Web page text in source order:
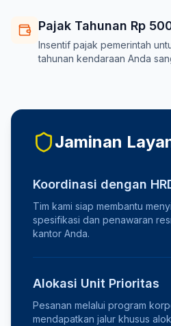
Pajak Tahunan Rp
Insentif pajak pemerintah
tahunan kendaraan Anda
Jaminan
Koordinasi dengan
Tim kami siap membantu
spesifikasi dan penawaran
kantor Anda.
Alokasi Unit Prioritas
Pesanan melalui program
mendapatkan jalur khusus